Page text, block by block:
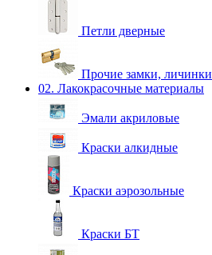
Петли дверные
Прочие замки, личинки
02. Лакокрасочные материалы
Эмали акриловые
Краски алкидные
Краски аэрозольные
Краски БТ